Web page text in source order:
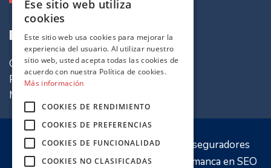
Enlaces de Interes
Quiénes somos
Política de cookies
Mapa del sitio
© 2020 Sitio web propiedad de
MV Aseguradores
Optimización y desarrollo por PW SalamancaenSEO
Ese sitio web utiliza
cookies
Este sitio web usa cookies para mejorar la
experiencia del usuario. Al utilizar nuestro
sitio web, usted acepta todas las cookies de
acuerdo con nuestra Política de cookies.
Más información
COOKIES DE RENDIMIENTO
COOKIES DE PREFERENCIAS
COOKIES DE FUNCIONALIDAD
COOKIES NO CLASIFICADAS